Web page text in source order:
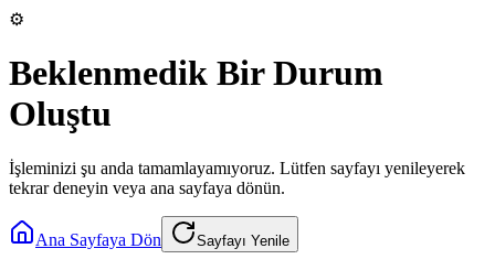
⚙️
Beklenmedik Bir Durum
Oluştu
İşleminizi şu anda tamamlayamıyoruz. Lütfen sayfayı yenileyerek
tekrar deneyin veya ana sayfaya dönün.
Ana Sayfaya Dön Sayfayı Yenile